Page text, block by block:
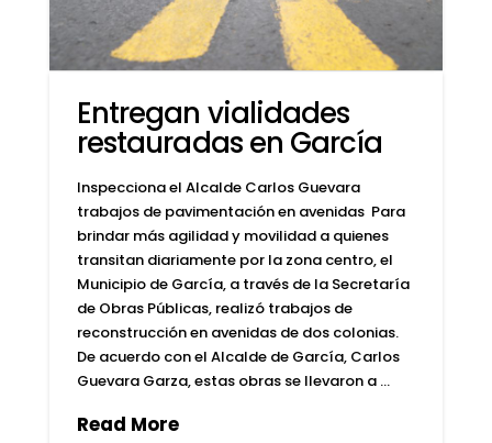
Entregan vialidades
restauradas en García
Inspecciona el Alcalde Carlos Guevara
trabajos de pavimentación en avenidas Para
brindar más agilidad y movilidad a quienes
transitan diariamente por la zona centro, el
Municipio de García, a través de la Secretaría
de Obras Públicas, realizó trabajos de
reconstrucción en avenidas de dos colonias.
De acuerdo con el Alcalde de García, Carlos
Guevara Garza, estas obras se llevaron a …
Read More